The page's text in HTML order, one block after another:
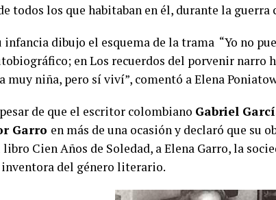
todos los que habitaban en él, durante la guerra
infancia dibujo el esquema de la trama “Yo no
en Los recuerdos del porvenir narro
muy niña, pero sí viví”, comentó a Elena
de que el escritor colombiano Gabriel
Garro en más de una ocasión y declaró que su
libro Cien Años de Soledad, a Elena Garro, la
del género literario.